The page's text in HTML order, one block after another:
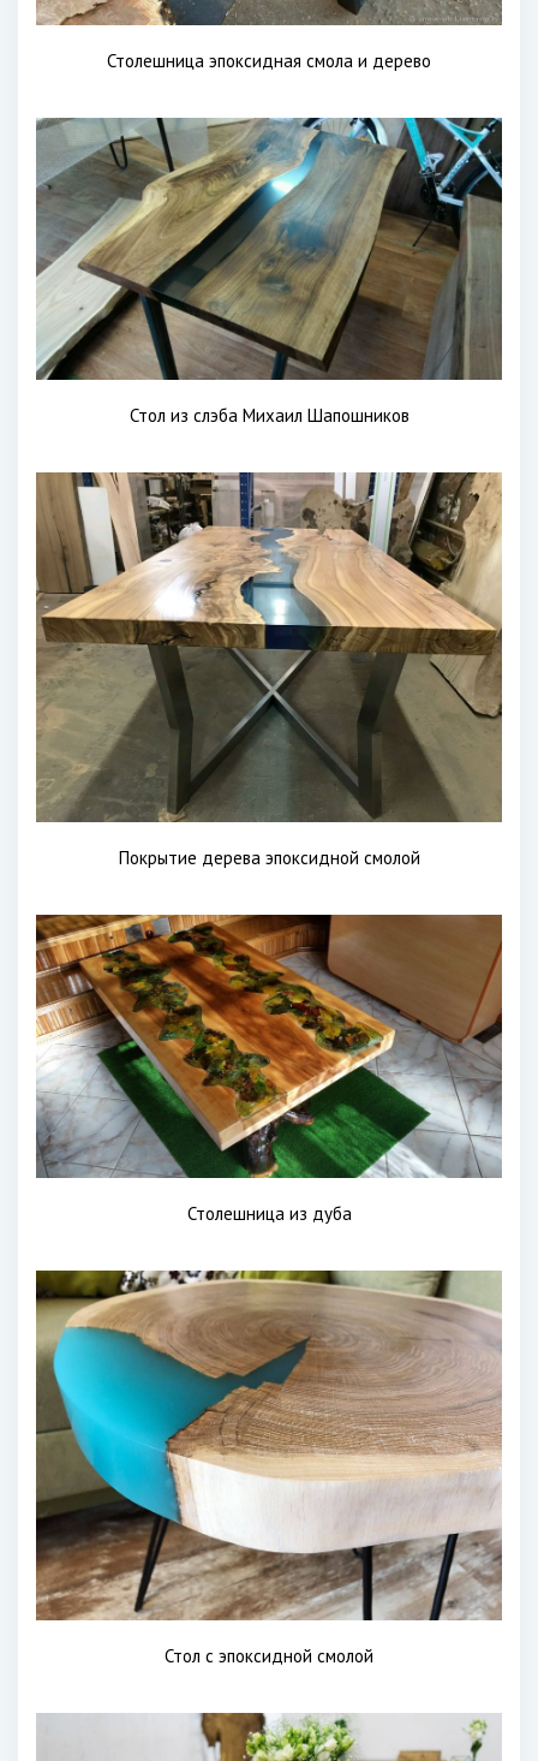
Столешница эпоксидная смола и дерево
Стол из слэба Михаил Шапошников
Покрытие дерева эпоксидной смолой
Столешница из дуба
Стол с эпоксидной смолой